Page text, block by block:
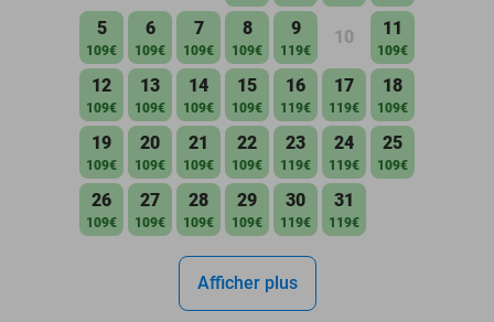
5
109€
6
109€
7
109€
8
109€
9
119€
10 11
109€
12
109€
13
109€
14
109€
15
109€
16
119€
17
119€
18
109€
19
109€
20
109€
21
109€
22
109€
23
119€
24
119€
25
109€
26
109€
27
109€
28
109€
29
109€
30
119€
31
119€
Afficher plus